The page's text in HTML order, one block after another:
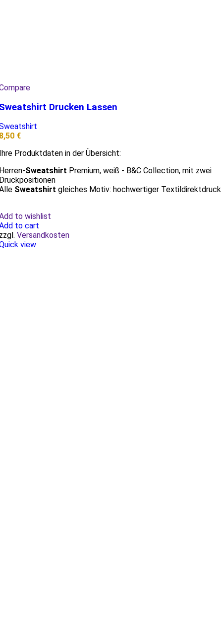
Drucken Lassen
€
Produktdaten in der Übersicht:
Sweatshirt Premium, weiß - B&C Collection, mit zwei
Sweatshirt gleiches Motiv: hochwertiger Textildirektdruck
to wishlist
to cart
Versandkosten
view